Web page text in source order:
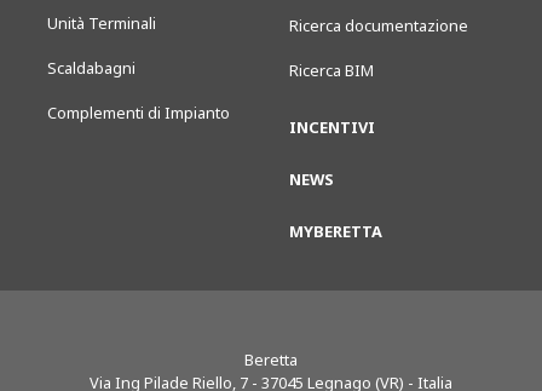
Unità Terminali
Scaldabagni
Complementi di Impianto
Ricerca documentazione
Ricerca BIM
INCENTIVI
NEWS
MYBERETTA
Beretta
Via Ing Pilade Riello, 7 - 37045 Legnago (VR) - Italia